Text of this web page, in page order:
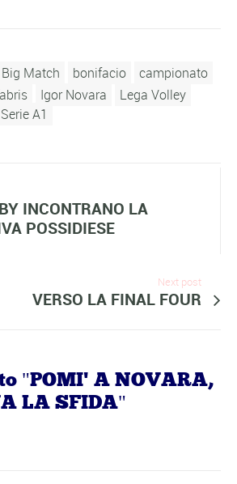
Big Match bonifacio
campionato
Igor Novara
Lega Volley
Serie A1
INCONTRANO LA
POSSIDIESE
Next post
VERSO LA FINAL FOUR
"POMI' A NOVARA,
LA SFIDA"